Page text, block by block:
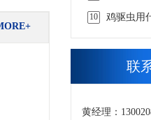
10
鸡驱虫用
联
黄经理：